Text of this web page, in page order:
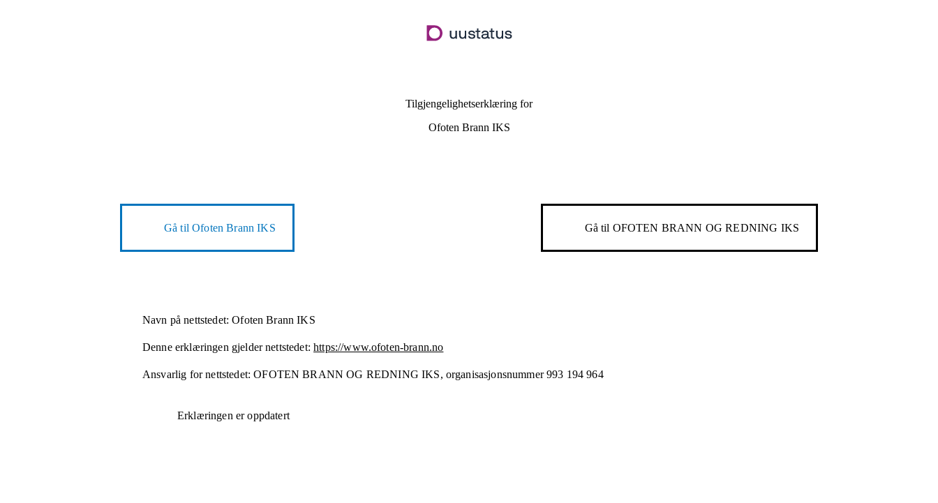
hovedinnhold
Tilgjengelighetserklæring for
Ofoten Brann IKS
Gå tilOfoten Brann IKS Gå til OFOTEN BRANN OG REDNING IKS
Navn på nettstedet: Ofoten Brann IKS
Denne erklæringen gjelder nettstedet: https://www.ofoten-brann.no
Ansvarlig for nettstedet: OFOTEN BRANN OG REDNING IKS, organisasjonsnummer 993 194 964
Erklæringen er oppdatert